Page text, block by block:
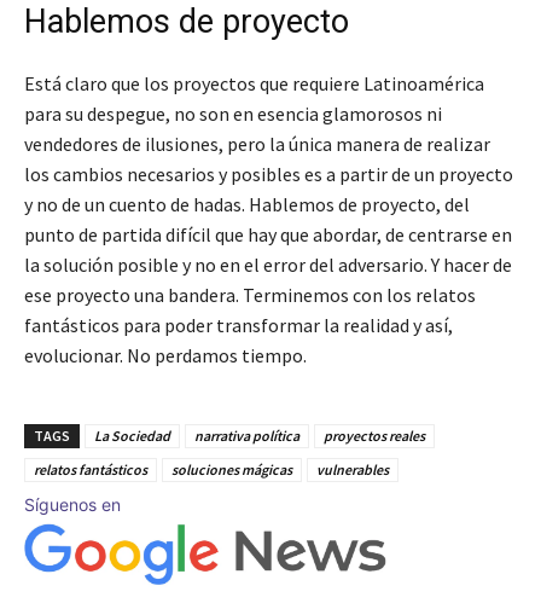
Hablemos de proyecto
Está claro que los proyectos que requiere Latinoamérica
para su despegue, no son en esencia glamorosos ni
vendedores de ilusiones, pero la única manera de realizar
los cambios necesarios y posibles es a partir de un proyecto
y no de un cuento de hadas. Hablemos de proyecto, del
punto de partida difícil que hay que abordar, de centrarse en
la solución posible y no en el error del adversario. Y hacer de
ese proyecto una bandera. Terminemos con los relatos
fantásticos para poder transformar la realidad y así,
evolucionar. No perdamos tiempo.
TAGS La Sociedad narrativa política
proyectos reales
relatos fantásticos
soluciones mágicas vulnerables
Síguenos en